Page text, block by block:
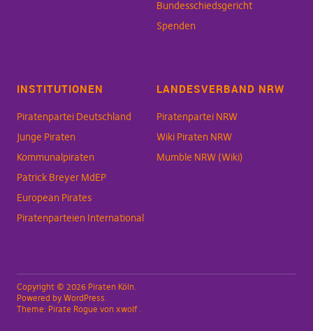
Bundesschiedsgericht
Spenden
INSTITUTIONEN
Piratenpartei Deutschland
Junge Piraten
Kommunalpiraten
Patrick Breyer MdEP
European Pirates
Piratenparteien International
LANDESVERBAND NRW
Piratenpartei NRW
Wiki Piraten NRW
Mumble NRW (Wiki)
Copyright © 2026 Piraten Köln
Powered by WordPress
Theme: Pirate Rogue von xwolf